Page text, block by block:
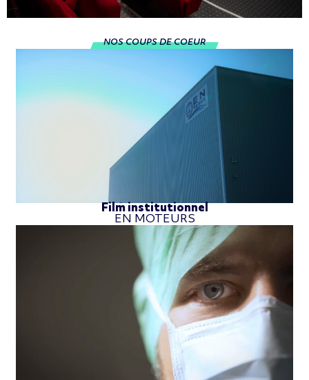
NOS COUPS DE COEUR
Film institutionnel
EN MOTEURS